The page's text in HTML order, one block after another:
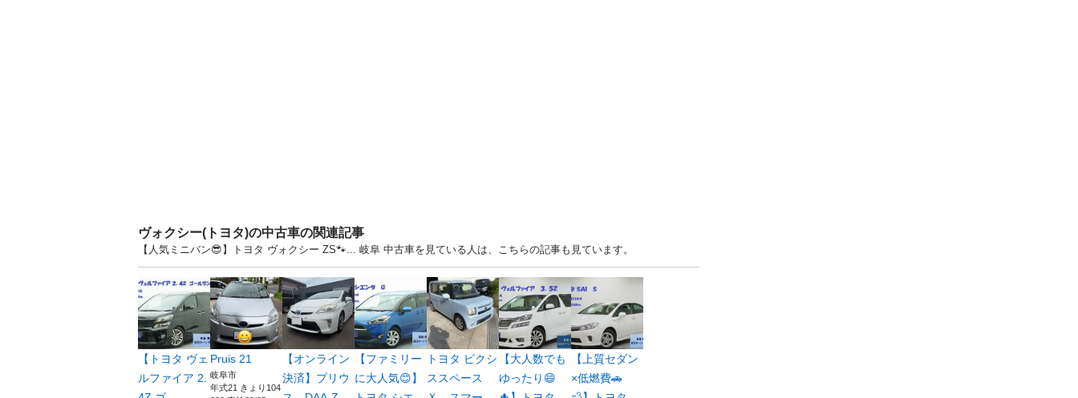
ヴォクシー(トヨタ)の中古車の関連記事
【人気ミニバン😎】トヨタ ヴォクシー ZS🐾... 岐阜 中古車を見ている人は、こちらの記事も見ています。
【トヨタ ヴェ
ルファイア 2.
Pruis 21
岐阜市
年式21 きょり104
【オンライン
決済】プリウ
【ファミリー
に大人気😊】
トヨタ ピクシ
ススペース
【大人数でも
ゆったり😄
【上質セダン
×低燃費🚗